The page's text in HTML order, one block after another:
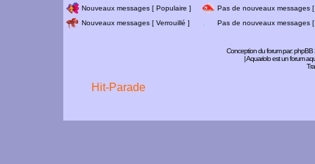
Nouveaux messages [ Populaire ]
Pas de nouveaux messages
Nouveaux messages [ Verrouillé ]
Pas de nouveaux messages [
Conception du forum par:phpBB
| Aquariolo est un forum